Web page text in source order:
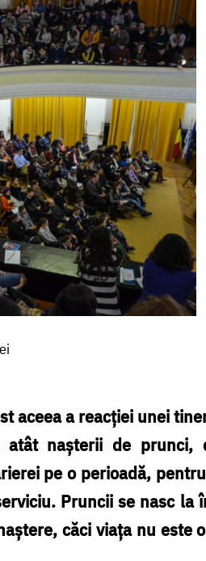
aceea a reacției unei
nașterii de prunci,
pe o perioadă,
Pruncii se nasc la
căci viața nu este